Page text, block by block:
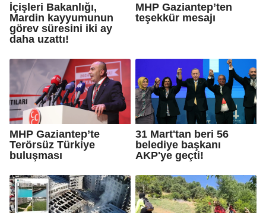
İçişleri Bakanlığı,
Mardin kayyumunun
görev süresini iki ay
daha uzattı!
MHP Gaziantep’ten
teşekkür mesajı
MHP Gaziantep’te
Terörsüz Türkiye
buluşması
31 Mart'tan beri 56
belediye başkanı
AKP'ye geçti!